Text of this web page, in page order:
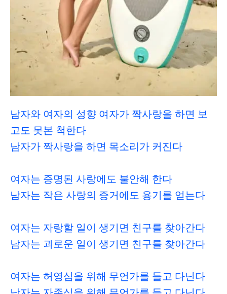
남자와 여자의 성향 여자가 짝사랑을 하면 보
고도 못본 척한다
남자가 짝사랑을 하면 목소리가 커진다
여자는 증명된 사랑에도 불안해 한다
남자는 작은 사랑의 증거에도 용기를 얻는다
여자는 자랑할 일이 생기면 친구를 찾아간다
남자는 괴로운 일이 생기면 친구를 찾아간다
여자는 허영심을 위해 무언가를 들고 다닌다